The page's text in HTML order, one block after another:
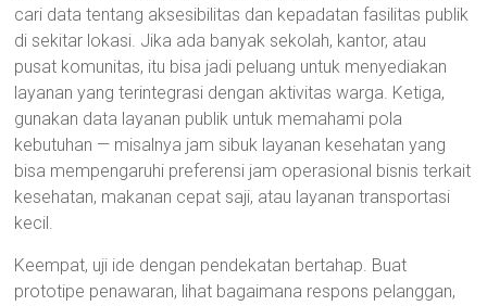
cari data tentang aksesibilitas dan kepadatan fasilitas publik
di sekitar lokasi. Jika ada banyak sekolah, kantor, atau
pusat komunitas, itu bisa jadi peluang untuk menyediakan
layanan yang terintegrasi dengan aktivitas warga. Ketiga,
gunakan data layanan publik untuk memahami pola
kebutuhan — misalnya jam sibuk layanan kesehatan yang
bisa mempengaruhi preferensi jam operasional bisnis terkait
kesehatan, makanan cepat saji, atau layanan transportasi
kecil.
Keempat, uji ide dengan pendekatan bertahap. Buat
prototipe penawaran, lihat bagaimana respons pelanggan,